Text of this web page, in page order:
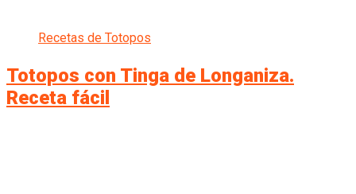
Recetas de Totopos
Totopos con Tinga de Longaniza.
Receta fácil